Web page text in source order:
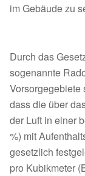
im Gebäude zu
Durch das
sogenannte
Vorsorgegebiete
dass die über
der Luft in einer
%) mit
gesetzlich
pro Kubikmeter